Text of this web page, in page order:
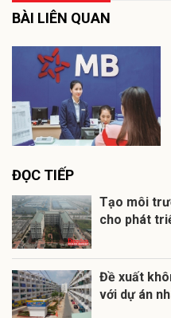
BÀI LIÊN QUAN
ĐỌC TIẾP
Tạo môi
cho phát
Đề xuất
với dự án